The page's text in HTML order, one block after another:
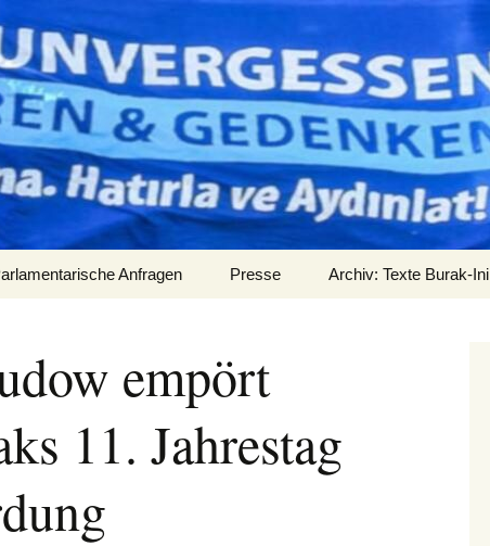
Anfragen Presse Archiv: Texte Burak-Ini
empört
11. Jahrestag